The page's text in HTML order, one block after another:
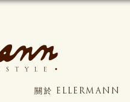
關於 ELLERMANN